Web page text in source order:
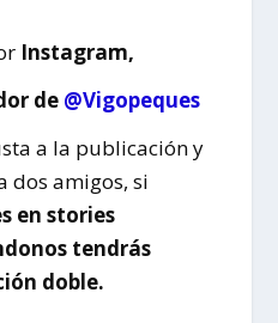
Instagram,
de @Vigopeques
a la publicación y
dos amigos, si
en stories
tendrás
doble.